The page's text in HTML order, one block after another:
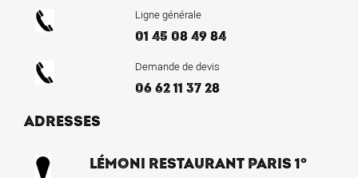
Ligne générale
01 45 08 49 84
Demande de devis
06 62 11 37 28
ADRESSES
LÉMONI RESTAURANT PARIS 1°